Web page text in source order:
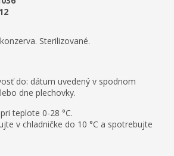
Sterilizované.
do: dátum uvedený v spodnom
dne plechovky.
teplote 0-28 °C.
v chladničke do 10 °C a spotrebujte